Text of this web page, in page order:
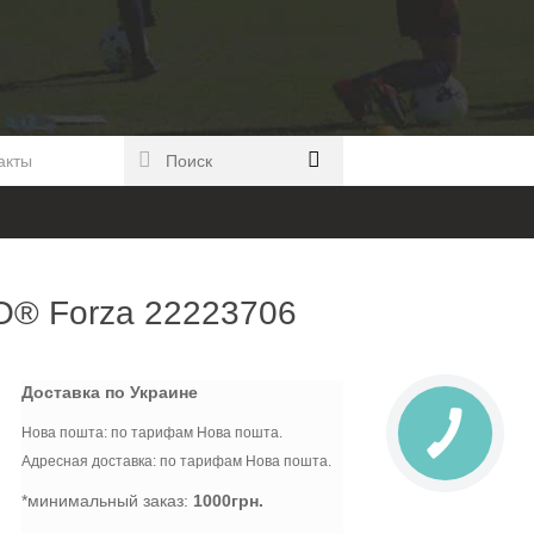
Forza 22223706
Доставка по Украине
Нова пошта: по тарифам Нова пошта.
Адресная доставка: по тарифам Нова пошта.
*минимальный заказ: 1000грн.